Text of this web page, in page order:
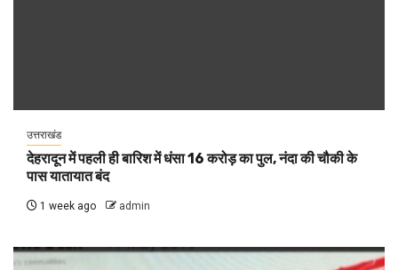
उत्तराखंड
देहरादून में पहली ही बारिश में धंसा 16 करोड़ का पुल, नंदा की चौकी के
पास यातायात बंद
1 week ago admin